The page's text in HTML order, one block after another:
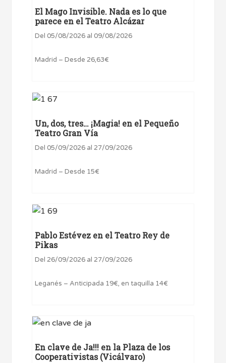
El Mago Invisible. Nada es lo que
parece en el Teatro Alcázar
Del 05/08/2026 al 09/08/2026
Madrid – Desde 26,63€
Un, dos, tres… ¡Magia! en el Pequeño
Teatro Gran Vía
Del 05/09/2026 al 27/09/2026
Madrid – Desde 15€
Pablo Estévez en el Teatro Rey de
Pikas
Del 26/09/2026 al 27/09/2026
Leganés – Anticipada 19€, en taquilla 14€
En clave de Ja!!! en la Plaza de los
Cooperativistas (Vicálvaro)